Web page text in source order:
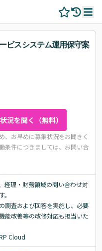
ビスシステム運用保守案
況を聞く（無料）
、お早めに募集状況をお聞きく
条件につきましては、お問い合
経理・財務領域の問い合わせ対
調査および回答を実施し、必要
能改善等の改修対応も担当いた
Cloud